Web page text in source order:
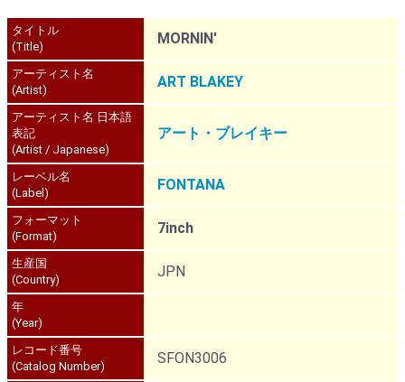
タイトル
(Title)
MORNIN'
アーティスト名
(Artist)
ART BLAKEY
アーティスト名 日本語
表記
(Artist / Japanese)
アート・ブレイキー
レーベル名
(Label)
FONTANA
フォーマット
(Format)
7inch
生産国
(Country)
JPN
年
(Year)
レコード番号
(Catalog Number)
SFON3006